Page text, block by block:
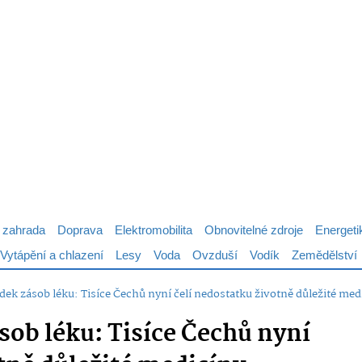
Doprava Elektromobilita Obnovitelné zdroje
Vytápění a chlazení
Lesy Voda Ovzduší Vodík Zemědělství
zásob léku: Tisíce Čechů nyní čelí nedostatku životně důležité
léku: Tisíce Čechů nyní